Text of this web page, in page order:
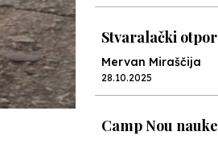
Stvaralački otpor
Mervan Miraščija
28.10.2025
Camp Nou nauke